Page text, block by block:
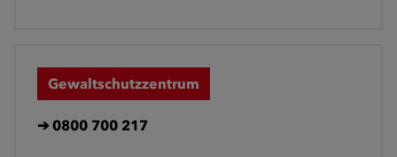
Gewaltschutzzentrum
➔ 0800 700 217